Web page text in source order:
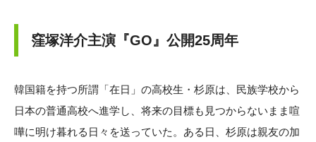
窪塚洋介主演『GO』公開25周年
韓国籍を持つ所謂「在日」の高校生・杉原は、民族学校から
日本の普通高校へ進学し、将来の目標も見つからないまま喧
嘩に明け暮れる日々を送っていた。ある日、杉原は親友の加